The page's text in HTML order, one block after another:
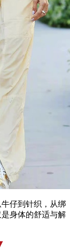
仔到针织，从绑
身体的舒适与解